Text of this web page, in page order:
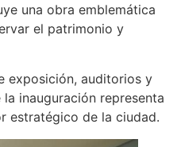
una obra emblemática
el patrimonio y
exposición, auditorios y
inauguración representa
estratégico de la ciudad.